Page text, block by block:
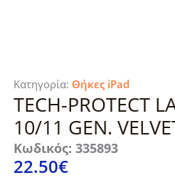
Κατηγορία: Θήκες iPad
TECH-PROTECT
10/11 GEN.
Κωδικός: 335893
22.50€